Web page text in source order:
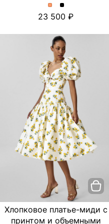
Платье
миди
отделкой
из
шитья
и
съёмными
бретелями.
Цвет
Персиковый
Платье
миди
отделкой
из
шитья
и
съёмными
бретелями.
Цвет
Черный
23 500
Хлопковое платье-миди с
принтом и объемными